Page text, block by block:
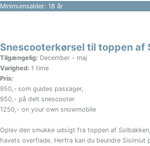
Minimumsalder: 18 år
Snescooterkørsel til toppen af
Tilgængelig: December - maj
Varighed: 1 time
Pris:
950,- som guides passager,
950,- på delt snescooter
1250,- on your own snowmobile
Oplev den smukke udsigt fra toppen af
havets overflade. Herfra kan du beundre Sisimiut